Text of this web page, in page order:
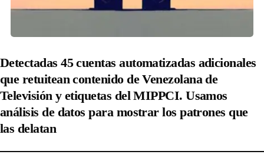
Detectadas 45 cuentas automatizadas adicionales
que retuitean contenido de Venezolana de
Televisión y etiquetas del MIPPCI. Usamos
análisis de datos para mostrar los patrones que
las delatan